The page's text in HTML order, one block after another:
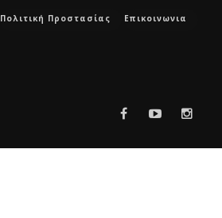
Πολιτική Προστασίας Επικοινωνια